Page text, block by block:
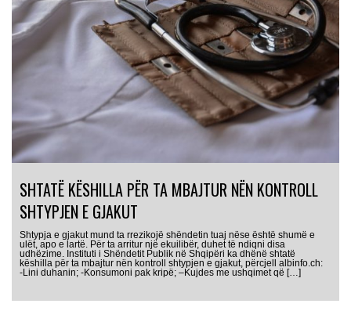
SHTATË KËSHILLA PËR TA MBAJTUR NËN KONTROLL
SHTYPJEN E GJAKUT
Shtypja e gjakut mund ta rrezikojë shëndetin tuaj nëse është shumë e
ulët, apo e lartë. Për ta arritur një ekuilibër, duhet të ndiqni disa
udhëzime. Instituti i Shëndetit Publik në Shqipëri ka dhënë shtatë
këshilla për ta mbajtur nën kontroll shtypjen e gjakut, përcjell albinfo.ch:
-Lini duhanin; -Konsumoni pak kripë; –Kujdes me ushqimet që […]